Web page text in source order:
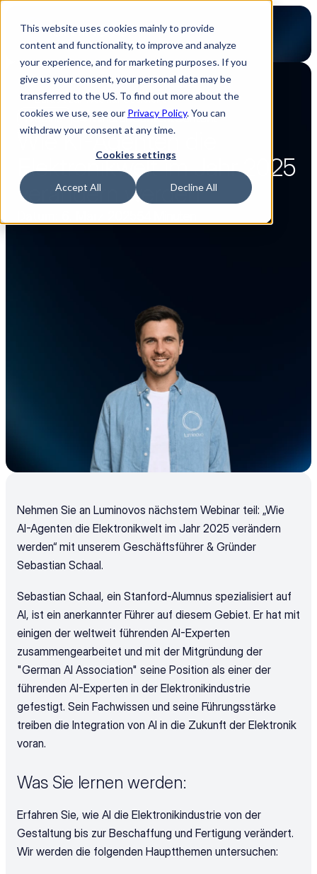
This website uses cookies mainly to provide
content and functionality, to improve and analyze
your experience, and for marketing purposes. If you
give us your consent, your personal data may be
transferred to the US. To find out more about the
cookies we use, see our Privacy Policy. You can
withdraw your consent at any time.
Cookies settings
Accept All Decline All
Zurück zur Webinar Übersicht
Webinar 54 MinutenContentContent
Wie KI-Agenten die
Elektronikwelt im Jahr 2025
verändern werden
Nehmen Sie an Luminovos nächstem Webinar teil: „Wie
AI-Agenten die Elektronikwelt im Jahr 2025 verändern
werden“ mit unserem Geschäftsführer & Gründer
Sebastian Schaal.
Sebastian Schaal, ein Stanford-Alumnus spezialisiert auf
AI, ist ein anerkannter Führer auf diesem Gebiet. Er hat mit
einigen der weltweit führenden AI-Experten
zusammengearbeitet und mit der Mitgründung der
"German AI Association" seine Position als einer der
führenden AI-Experten in der Elektronikindustrie
gefestigt. Sein Fachwissen und seine Führungsstärke
treiben die Integration von AI in die Zukunft der Elektronik
voran.
Was Sie lernen werden:
Erfahren Sie, wie AI die Elektronikindustrie von der
Gestaltung bis zur Beschaffung und Fertigung verändert.
Wir werden die folgenden Hauptthemen untersuchen: